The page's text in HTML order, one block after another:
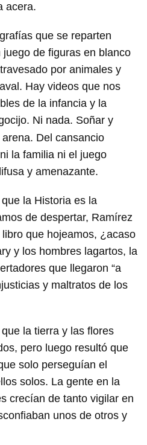
acera.
que se reparten
de figuras en blanco
por animales y
Hay videos que nos
de la infancia y la
Ni nada. Soñar y
Del cansancio
la familia ni el juego
y amenazante.
la Historia es la
de despertar, Ramírez
que hojeamos, ¿acaso
y los hombres lagartos, la
que llegaron “a
y maltratos de los
la tierra y las flores
pero luego resultó que
solo perseguían el
solos. La gente en la
crecían de tanto vigilar en
unos de otros y